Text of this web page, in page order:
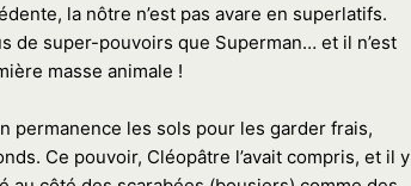
la nôtre n’est pas avare en superlatifs.
de super-pouvoirs que Superman… et il n’est
masse animale !
permanence les sols pour les garder frais,
Ce pouvoir, Cléopâtre l’avait compris, et il y